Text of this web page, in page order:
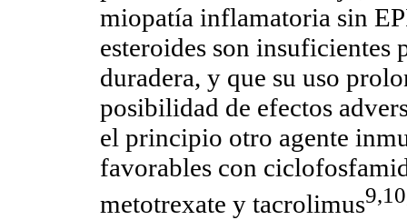
miopatía inflamatoria sin
esteroides son insuficientes
duradera, y que su uso
posibilidad de efectos
el principio otro agente
favorables con
metotrexate y tacrolimus